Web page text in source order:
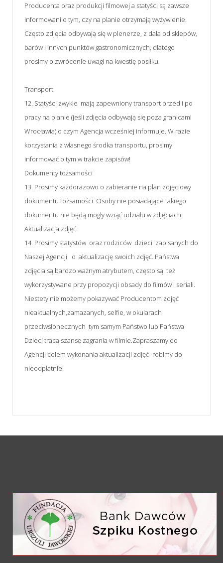
Producenta oraz produkcji filmowej a statyści są zawsze
informowani o tym, czy na planie otrzymają wyżywienie.
Często zdjęcia odbywają się w plenerze, z dala od sklepów,
barów i innych punktów gastronomicznych, dlatego
prosimy o zwrócenie uwagi na kwestię posiłku.
Transport
12. Statyści zwykle mają zapewniony transport przed i po
pracy na planie (jeśli zdjęcia odbywają się poza granicami
Wrocławia) o czym Agencja wcześniej informuje. W razie
korzystania z własnego środka transportu, prosimy
informować o tym w trakcie zapisów!
Dokumenty tożsamości
13. Prosimy każdorazowo o zabieranie na plan zdjęciowy
dokumentu tożsamości. Osoby nie posiadające takiego
dokumentu nie będą mogły wziąć udziału w zdjęciach.
Aktualizacja zdjęć.
14. Prosimy statystów oraz rodziców dzieci zapisanych do
Naszej Agencji o aktualizację swoich zdjęć. Państwa
zdjęcia są bardzo ważnym atrybutem, często są też
wykorzystywane przy propozycji obsady do filmów i seriali.
Niestety nie możemy pokazywać Producentom zdjęć
nieaktualnych,zamazanych, selfie, w okularach
przeciwsłonecznych tym samym Państwo lub Państwa
Dzieci tracą szansę zagrania w filmie.Zapraszamy do
Agencji celem wykonania aktualizacji zdjęć- robimy do
nieodpłatnie!